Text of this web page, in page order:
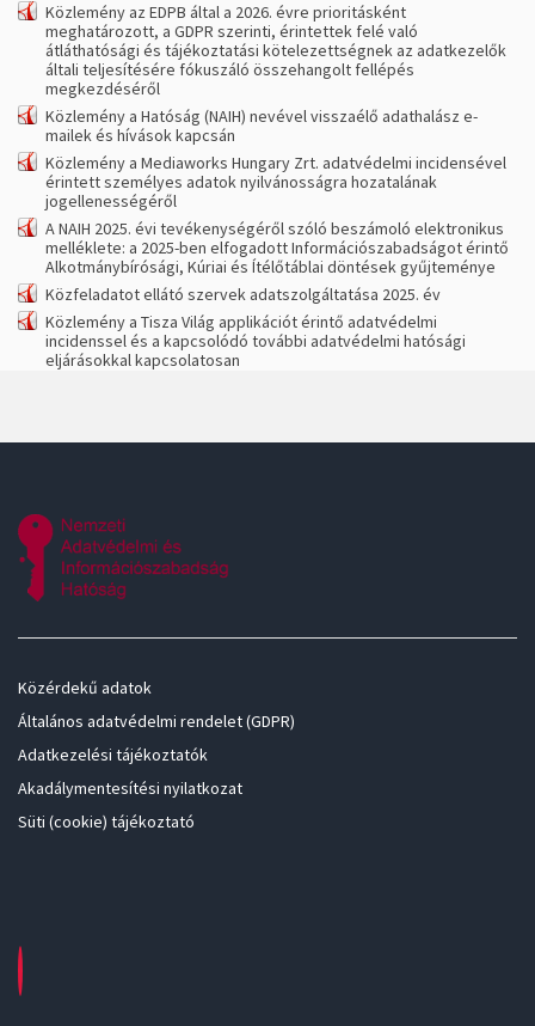
Közlemény az EDPB által a 2026. évre prioritásként
meghatározott, a GDPR szerinti, érintettek felé való
átláthatósági és tájékoztatási kötelezettségnek az adatkezelők
általi teljesítésére fókuszáló összehangolt fellépés
megkezdéséről
Közlemény a Hatóság (NAIH) nevével visszaélő adathalász e-
mailek és hívások kapcsán
Közlemény a Mediaworks Hungary Zrt. adatvédelmi incidensével
érintett személyes adatok nyilvánosságra hozatalának
jogellenességéről
A NAIH 2025. évi tevékenységéről szóló beszámoló elektronikus
melléklete: a 2025-ben elfogadott Információszabadságot érintő
Alkotmánybírósági, Kúriai és Ítélőtáblai döntések gyűjteménye
Közfeladatot ellátó szervek adatszolgáltatása 2025. év
Közlemény a Tisza Világ applikációt érintő adatvédelmi
incidenssel és a kapcsolódó további adatvédelmi hatósági
eljárásokkal kapcsolatosan
Közérdekű adatok
Általános adatvédelmi rendelet (GDPR)
Adatkezelési tájékoztatók
Akadálymentesítési nyilatkozat
Süti (cookie) tájékoztató